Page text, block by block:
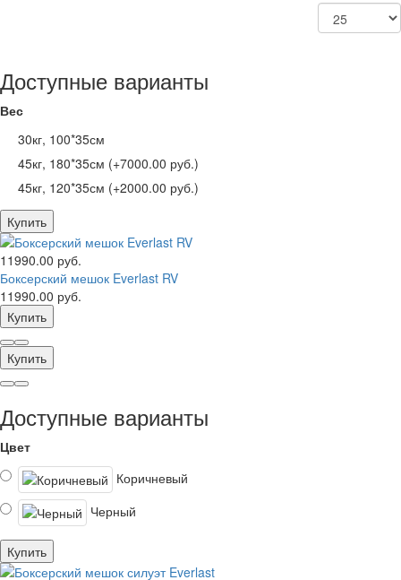
Доступные варианты
Вес
30кг, 100*35см
45кг, 180*35см (+7000.00 руб.)
45кг, 120*35см (+2000.00 руб.)
Купить
11990.00 руб.
Боксерский мешок Everlast RV
11990.00 руб.
Купить
Купить
Доступные варианты
Цвет
Коричневый
Черный
Купить